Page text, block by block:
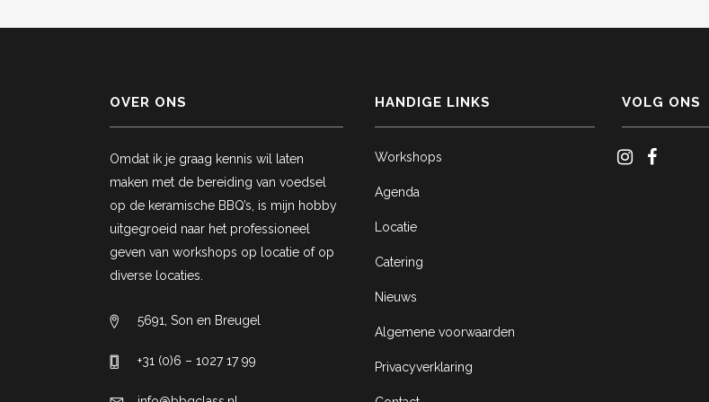
OVER ONS
Omdat ik je graag kennis wil laten
maken met de bereiding van voedsel
op de keramische BBQ’s, is mijn hobby
uitgegroeid naar het professioneel
geven van workshops op locatie of op
diverse locaties.
5691, Son en Breugel
+31 (0)6 – 1027 17 99
HANDIGE LINKS
Workshops
Agenda
Locatie
Catering
Nieuws
Algemene voorwaarden
Privacyverklaring
VOLG ONS